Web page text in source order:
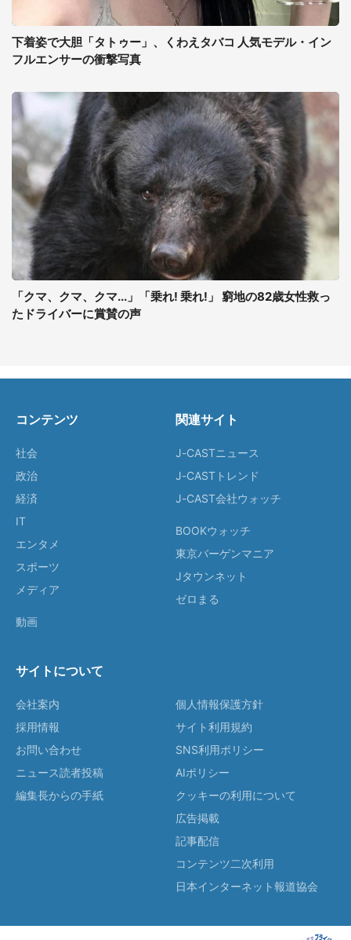
下着姿で大胆「タトゥー」、くわえタバコ 人気モデル・イン
フルエンサーの衝撃写真
「クマ、クマ、クマ...」「乗れ! 乗れ!」 窮地の82歳女性救っ
たドライバーに賞賛の声
コンテンツ
社会
政治
経済
IT
エンタメ
スポーツ
メディア
動画
関連サイト
J-CASTニュース
J-CASTトレンド
J-CAST会社ウォッチ
BOOKウォッチ
東京バーゲンマニア
Jタウンネット
ゼロまる
サイトについて
会社案内
採用情報
お問い合わせ
ニュース読者投稿
編集長からの手紙
個人情報保護方針
サイト利用規約
SNS利用ポリシー
AIポリシー
クッキーの利用について
広告掲載
記事配信
コンテンツ二次利用
日本インターネット報道協会